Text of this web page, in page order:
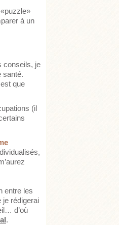
à un
conseils, je
santé.
que
(il
entre les
je rédigerai
d’où
.